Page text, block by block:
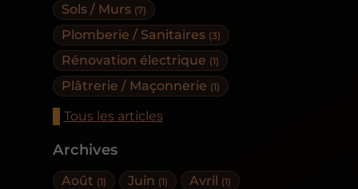
Sols / Murs (7)
Plomberie / Sanitaires (3)
Rénovation électrique (1)
Plâtrerie / Maçonnerie (1)
Tous les articles
Archives
Août (1) Juin (1) Avril (1)